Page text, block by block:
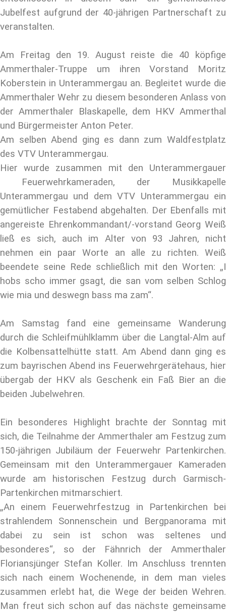
Jubelfest aufgrund der 40-jährigen Partnerschaft zu
veranstalten.
Am Freitag den 19. August reiste die 40 köpfige
Ammerthaler-Truppe um ihren Vorstand Moritz
Koberstein in Unterammergau an. Begleitet wurde die
Ammerthaler Wehr zu diesem besonderen Anlass von
der Ammerthaler Blaskapelle, dem HKV Ammerthal
und Bürgermeister Anton Peter.
Am selben Abend ging es dann zum Waldfestplatz
des VTV Unterammergau.
Hier wurde zusammen mit den Unterammergauer
Feuerwehrkameraden, der Musikkapelle
Unterammergau und dem VTV Unterammergau ein
gemütlicher Festabend abgehalten. Der Ebenfalls mit
angereiste Ehrenkommandant/-vorstand Georg Weiß
ließ es sich, auch im Alter von 93 Jahren, nicht
nehmen ein paar Worte an alle zu richten. Weiß
beendete seine Rede schließlich mit den Worten: „I
hobs scho immer gsagt, die san vom selben Schlog
wie mia und deswegn bass ma zam“.
Am Samstag fand eine gemeinsame Wanderung
durch die Schleifmühlklamm über die Langtal-Alm auf
die Kolbensattelhütte statt. Am Abend dann ging es
zum bayrischen Abend ins Feuerwehrgerätehaus, hier
übergab der HKV als Geschenk ein Faß Bier an die
beiden Jubelwehren.
Ein besonderes Highlight brachte der Sonntag mit
sich, die Teilnahme der Ammerthaler am Festzug zum
150-jährigen Jubiläum der Feuerwehr Partenkirchen.
Gemeinsam mit den Unterammergauer Kameraden
wurde am historischen Festzug durch Garmisch-
Partenkirchen mitmarschiert.
„An einem Feuerwehrfestzug in Partenkirchen bei
strahlendem Sonnenschein und Bergpanorama mit
dabei zu sein ist schon was seltenes und
besonderes“, so der Fähnrich der Ammerthaler
Floriansjünger Stefan Koller. Im Anschluss trennten
sich nach einem Wochenende, in dem man vieles
zusammen erlebt hat, die Wege der beiden Wehren.
Man freut sich schon auf das nächste gemeinsame